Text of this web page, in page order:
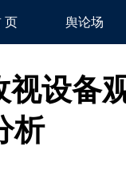
页 舆论场
视设
析